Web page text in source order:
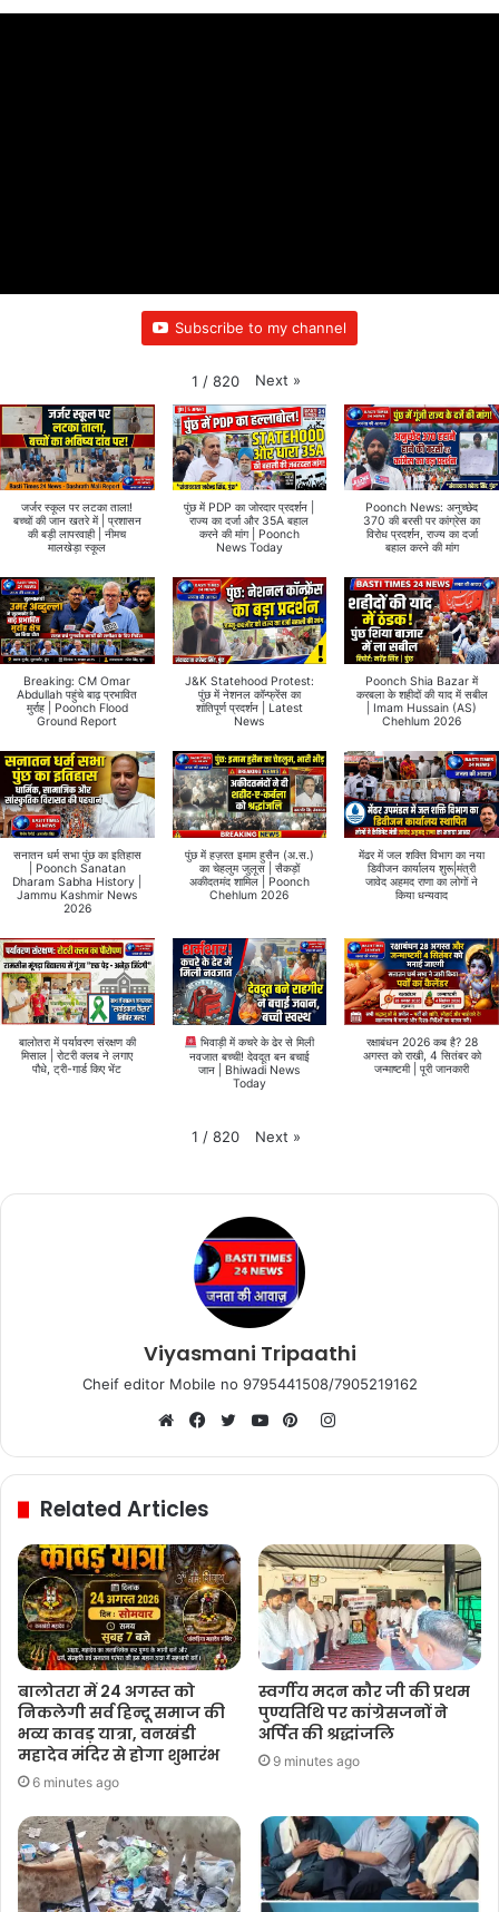
Subscribe to my channel
1 / 820 Next »
जर्जर स्कूल पर लटका ताला!
बच्चों की जान खतरे में | प्रशासन
की बड़ी लापरवाही | नीमच
मालखेड़ा स्कूल
पुंछ में PDP का जोरदार प्रदर्शन |
राज्य का दर्जा और 35A बहाल
करने की मांग | Poonch
News Today
Poonch News: अनुच्छेद
370 की बरसी पर कांग्रेस का
विरोध प्रदर्शन, राज्य का दर्जा
बहाल करने की मांग
Breaking: CM Omar
Abdullah पहुंचे बाढ़ प्रभावित
मुर्राह | Poonch Flood
Ground Report
J&K Statehood Protest:
पुंछ में नेशनल कॉन्फ्रेंस का
शांतिपूर्ण प्रदर्शन | Latest
News
Poonch Shia Bazar में
करबला के शहीदों की याद में सबील
| Imam Hussain (AS)
Chehlum 2026
सनातन धर्म सभा पुंछ का इतिहास
| Poonch Sanatan
Dharam Sabha History |
Jammu Kashmir News
2026
पुंछ में हज़रत इमाम हुसैन (अ.स.)
का चेहलुम जुलूस | सैकड़ों
अकीदतमंद शामिल | Poonch
Chehlum 2026
मेंढर में जल शक्ति विभाग का नया
डिवीजन कार्यालय शुरू|मंत्री
जावेद अहमद राणा का लोगों ने
किया धन्यवाद
बालोतरा में पर्यावरण संरक्षण की
मिसाल | रोटरी क्लब ने लगाए
पौधे, ट्री-गार्ड किए भेंट
भिवाड़ी में कचरे के ढेर से मिली
नवजात बच्ची! देवदूत बन बचाई
जान | Bhiwadi News
Today
रक्षाबंधन 2026 कब है? 28
अगस्त को राखी, 4 सितंबर को
जन्माष्टमी | पूरी जानकारी
1 / 820 Next »
Viyasmani Tripaathi
Cheif editor Mobile no 9795441508/7905219162
Instagram
Related Articles
बालोतरा में 24 अगस्त को
निकलेगी सर्व हिन्दू समाज की
भव्य कावड़ यात्रा, वनखंडी
महादेव मंदिर से होगा शुभारंभ
6 minutes ago
स्वर्गीय मदन कौर जी की प्रथम
पुण्यतिथि पर कांग्रेसजनों ने
अर्पित की श्रद्धांजलि
9 minutes ago